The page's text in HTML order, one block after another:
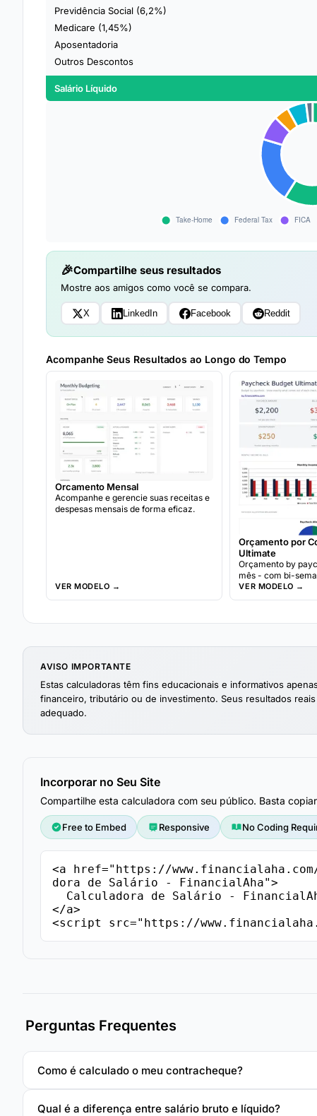
Previdência Social (6,2%)
Medicare (1,45%)
Aposentadoria
Outros Descontos
Salário Líquido
Compartilhe seus resultados
Mostre aos amigos como você se compara.
X LinkedIn Facebook Reddit
Acompanhe Seus Resultados ao Longo do Tempo
Orcamento Mensal
Acompanhe e gerencie suas receitas e
despesas mensais de forma eficaz.
VER MODELO →
Orçamento por
Ultimate
Orçamento by
mês - com bi-
separado
paycheck, e um
VER MODELO →
AVISO IMPORTANTE
Estas calculadoras têm fins educacionais e informativos
financeiro, tributário ou de investimento. Seus resultados
adequado.
Incorporar no Seu Site
Compartilhe esta calculadora com seu público. Basta
Free to Embed Responsive No Coding
<a href="https://
dora de Salário - FinancialAha">
</a>
<script src="https://
Perguntas Frequentes
Como é calculado o meu contracheque?
Qual é a diferença entre salário bruto e líquido?